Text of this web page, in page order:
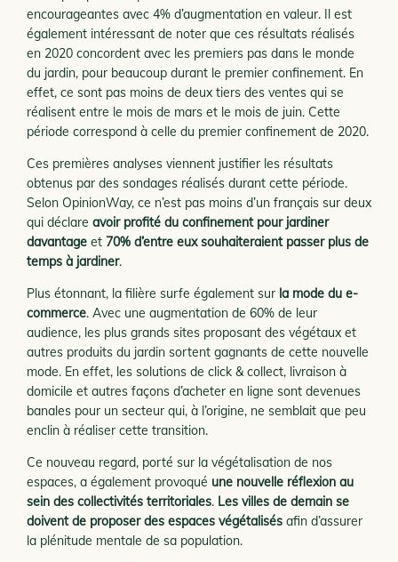
encourageantes avec 4% d’augmentation en valeur. Il est
également intéressant de noter que ces résultats réalisés
en 2020 concordent avec les premiers pas dans le monde
du jardin, pour beaucoup durant le premier confinement. En
effet, ce sont pas moins de deux tiers des ventes qui se
réalisent entre le mois de mars et le mois de juin. Cette
période correspond à celle du premier confinement de 2020.
Ces premières analyses viennent justifier les résultats
obtenus par des sondages réalisés durant cette période.
Selon OpinionWay, ce n’est pas moins d’un français sur deux
qui déclare avoir profité du confinement pour jardiner
davantage et 70% d’entre eux souhaiteraient passer plus de
temps à jardiner.
Plus étonnant, la filière surfe également sur la mode du e-
commerce. Avec une augmentation de 60% de leur
audience, les plus grands sites proposant des végétaux et
autres produits du jardin sortent gagnants de cette nouvelle
mode. En effet, les solutions de click & collect, livraison à
domicile et autres façons d’acheter en ligne sont devenues
banales pour un secteur qui, à l’origine, ne semblait que peu
enclin à réaliser cette transition.
Ce nouveau regard, porté sur la végétalisation de nos
espaces, a également provoqué une nouvelle réflexion au
sein des collectivités territoriales. Les villes de demain se
doivent de proposer des espaces végétalisés afin d’assurer
la plénitude mentale de sa population.